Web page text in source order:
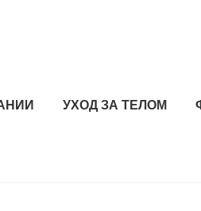
УХОД ЗА ТЕЛОМ